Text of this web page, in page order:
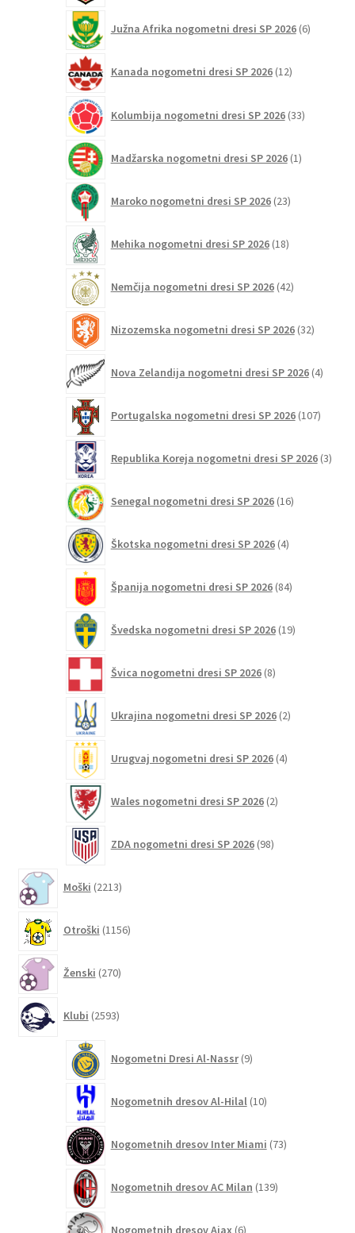
Južna Afrika nogometni dresi SP 2026 6izdelkov
Kanada nogometni dresi SP 2026 12izdelkov
Kolumbija nogometni dresi SP 2026 33izdelkov
Madžarska nogometni dresi SP 2026 1izdelek
Maroko nogometni dresi SP 2026 23izdelkov
Mehika nogometni dresi SP 2026 18izdelkov
Nemčija nogometni dresi SP 2026 42izdelkov
Nizozemska nogometni dresi SP 2026 32izdelkov
Nova Zelandija nogometni dresi SP 2026 4izdelki
Portugalska nogometni dresi SP 2026 107
Republika Koreja nogometni dresi SP 2026 3
Senegal nogometni dresi SP 2026 16izdelkov
Škotska nogometni dresi SP 2026 4izdelki
Španija nogometni dresi SP 2026 84izdelkov
Švedska nogometni dresi SP 2026 19izdelkov
Švica nogometni dresi SP 2026 8izdelkov
Ukrajina nogometni dresi SP 2026 2izdelka
Urugvaj nogometni dresi SP 2026 4izdelki
Wales nogometni dresi SP 2026 2izdelka
ZDA nogometni dresi SP 2026 98izdelkov
Moški 2213izdelkov
Otroški 1156izdelkov
Ženski 270izdelkov
Klubi 2593izdelkov
Nogometni Dresi Al-Nassr 9izdelkov
Nogometnih dresov Al-Hilal 10izdelkov
Nogometnih dresov Inter Miami 73izdelkov
Nogometnih dresov AC Milan 139izdelkov
Nogometnih dresov Ajax 6